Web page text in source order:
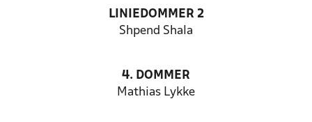
LINIEDOMMER 2
Shpend Shala
4. DOMMER
Mathias Lykke